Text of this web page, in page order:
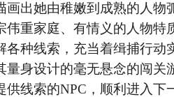
画出她由稚嫩到成熟的人物
伟重家庭、有情义的人物特
各种线索，充当着缉捕行动
量身设计的毫无悬念的闯关
供线索的NPC，顺利进入下